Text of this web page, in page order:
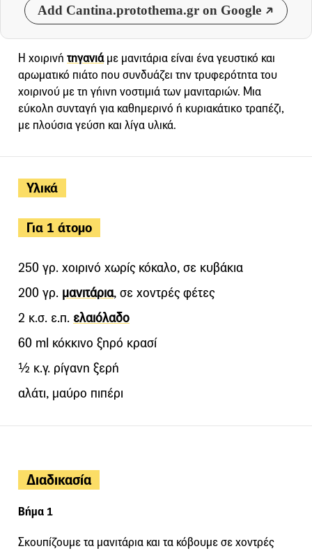
Add Cantina.protothema.gr on Google
Υλικά
Για 1 άτομο
250 γρ. χοιρινό χωρίς κόκαλο, σε κυβάκια
200 γρ. μανιτάρια, σε χοντρές φέτες
2 κ.σ. ε.π. ελαιόλαδο
60 ml κόκκινο ξηρό κρασί
½ κ.γ. ρίγανη ξερή
αλάτι, μαύρο πιπέρι
Η χοιρινή τηγανιάμε μανιτάρια είναι ένα γευστικό και
αρωματικό πιάτο που συνδυάζει την τρυφερότητα του
χοιρινού με τη γήινη νοστιμιά των μανιταριών. Μια
εύκολη συνταγή για καθημερινό ή κυριακάτικο τραπέζι,
με πλούσια γεύση και λίγα υλικά.
Διαδικασία
Βήμα 1
Σκουπίζουμε τα μανιτάρια και τα κόβουμε σε χοντρές